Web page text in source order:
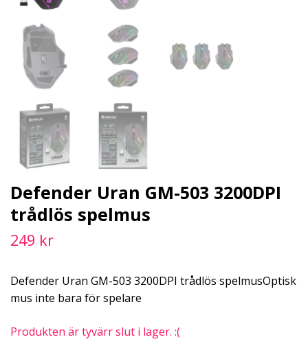
Defender Uran GM-503 3200DPI
trådlös spelmus
249 kr
Defender Uran GM-503 3200DPI trådlös spelmusOptisk
mus inte bara för spelare
Produkten är tyvärr slut i lager. :(